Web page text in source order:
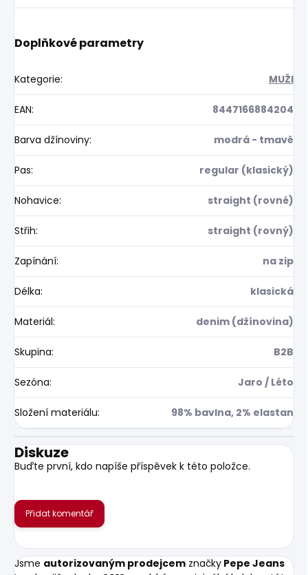
Doplňkové parametry
Kategorie: MUŽI
EAN: 8447166884204
Barva džínoviny: modrá - tmavě
Pas: regular (klasický)
Nohavice: straight (rovné)
Střih: straight (rovný)
Zapínání: na zip
Délka: klasická
Materiál: denim (džínovina)
Skupina: B2B
Sezóna: Jaro / Léto
Složení materiálu: 98% bavlna, 2% elastan
Diskuze
Buďte první, kdo napíše příspěvek k této položce.
Přidat komentář
Jsme autorizovaným prodejcem značky Pepe Jeans